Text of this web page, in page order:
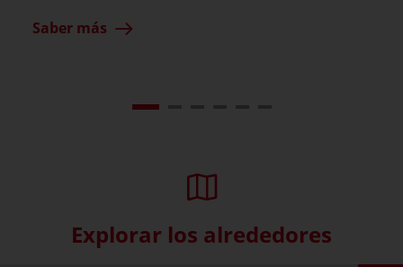
Saber más
Explorar los alrededores